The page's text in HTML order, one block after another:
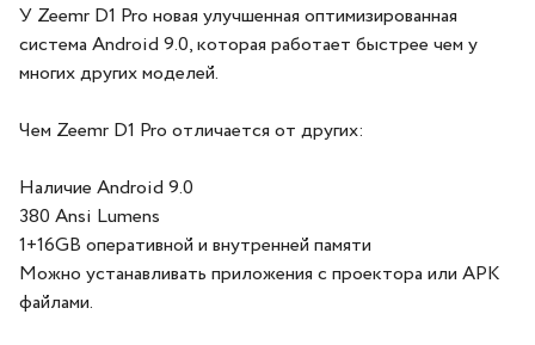
У Zeemr D1 Pro новая улучшенная оптимизированная
система Android 9.0, которая работает быстрее чем у
многих других моделей.
Чем Zeemr D1 Pro отличается от других:
Наличие Android 9.0
380 Ansi Lumens
1+16GB оперативной и внутренней памяти
Можно устанавливать приложения с проектора или APK
файлами.